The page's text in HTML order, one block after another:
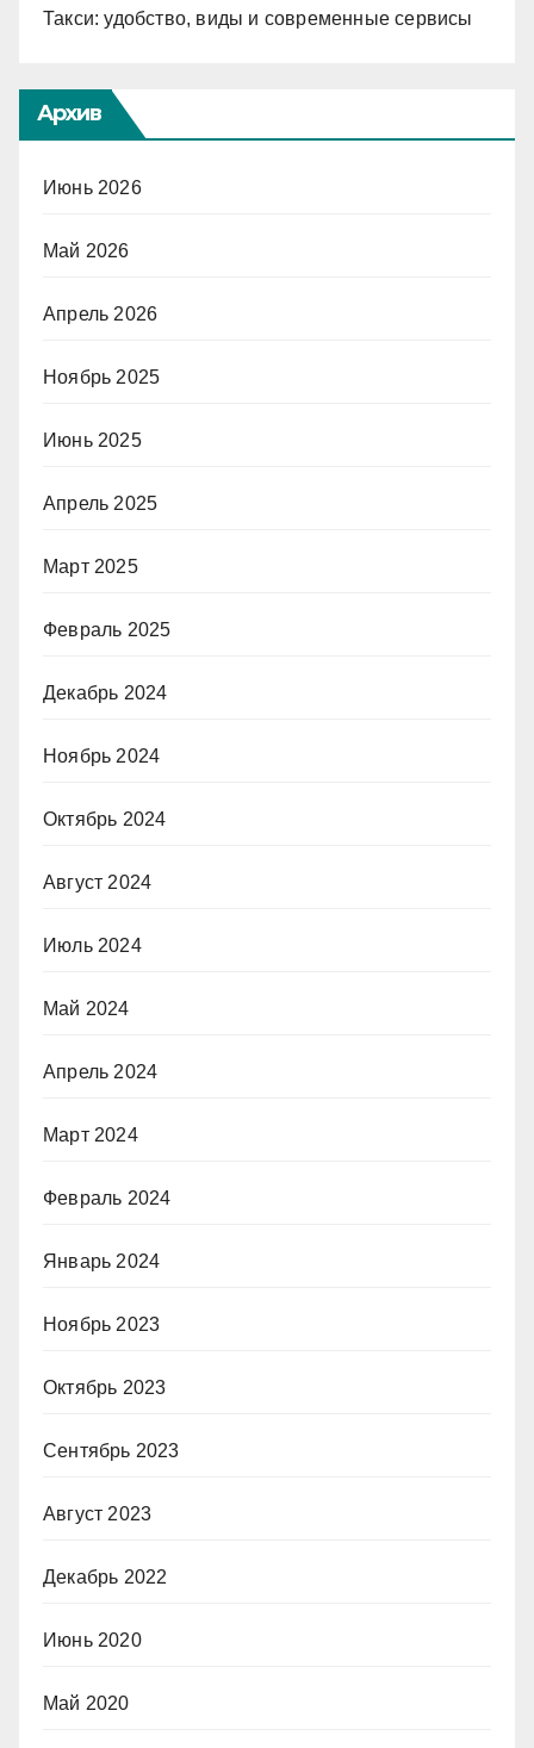
Такси: удобство, виды и современные сервисы
Архив
Июнь 2026
Май 2026
Апрель 2026
Ноябрь 2025
Июнь 2025
Апрель 2025
Март 2025
Февраль 2025
Декабрь 2024
Ноябрь 2024
Октябрь 2024
Август 2024
Июль 2024
Май 2024
Апрель 2024
Март 2024
Февраль 2024
Январь 2024
Ноябрь 2023
Октябрь 2023
Сентябрь 2023
Август 2023
Декабрь 2022
Июнь 2020
Май 2020